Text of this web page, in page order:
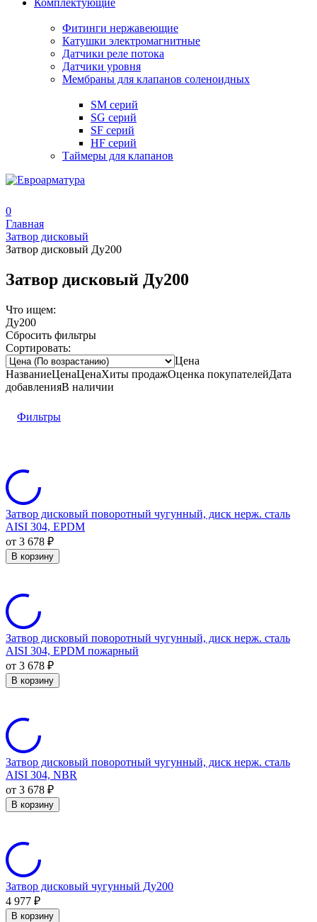
Комплектующие
Фитинги нержавеющие
Катушки электромагнитные
Датчики реле потока
Датчики уровня
Мембраны для клапанов соленоидных
SM серий
SG серий
SF серий
HF серий
Таймеры для клапанов
0
Главная
Затвор дисковый
Затвор дисковый Ду200
Затвор дисковый Ду200
Что ищем:
Ду200
Сбросить фильтры
Сортировать:
Цена
НазваниеЦенаЦенаХиты продажОценка покупателейДата
добавленияВ наличии
Фильтры
Затвор дисковый поворотный чугунный, диск нерж. сталь
AISI 304, EPDM
от 3 678 ₽
В корзину
Затвор дисковый поворотный чугунный, диск нерж. сталь
AISI 304, EPDM пожарный
от 3 678 ₽
В корзину
Затвор дисковый поворотный чугунный, диск нерж. сталь
AISI 304, NBR
от 3 678 ₽
В корзину
Затвор дисковый чугунный Ду200
4 977 ₽
В корзину